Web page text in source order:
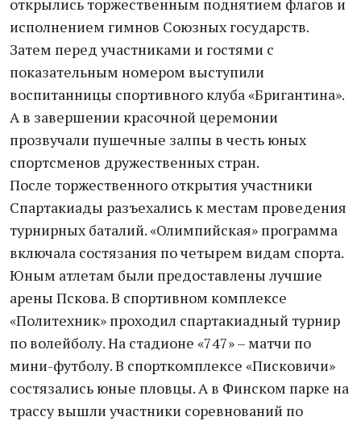
открылись торжественным поднятием флагов и
исполнением гимнов Союзных государств.
Затем перед участниками и гостями с
показательным номером выступили
воспитанницы спортивного клуба «Бригантина».
А в завершении красочной церемонии
прозвучали пушечные залпы в честь юных
спортсменов дружественных стран.
После торжественного открытия участники
Спартакиады разъехались к местам проведения
турнирных баталий. «Олимпийская» программа
включала состязания по четырем видам спорта.
Юным атлетам были предоставлены лучшие
арены Пскова. В спортивном комплексе
«Политехник» проходил спартакиадный турнир
по волейболу. На стадионе «747» – матчи по
мини-футболу. В спорткомплексе «Писковичи»
состязались юные пловцы. А в Финском парке на
трассу вышли участники соревнований по